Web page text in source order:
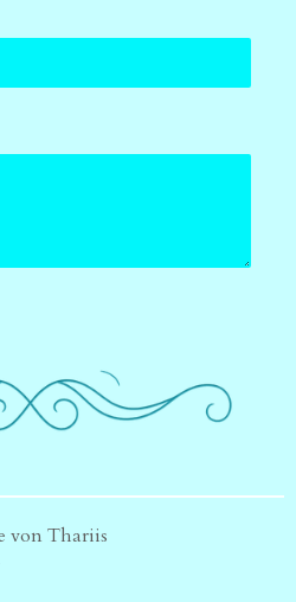
von Thariis